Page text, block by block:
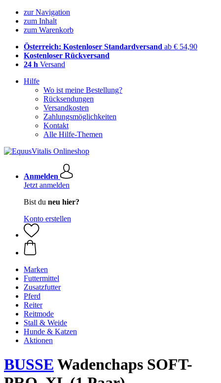
zur Navigation
zum Inhalt
zum Warenkorb
Österreich: Kostenloser Standardversand ab € 54,90
Kostenloser Rückversand
24 h Versand
Hilfe
Wo ist meine Bestellung?
Rücksendungen
Versandkosten
Zahlungsmöglichkeiten
Kontakt
Alle Hilfe-Themen
Anmelden
Jetzt anmelden
Bist du neu hier?
Konto erstellen
Marken
Futtermittel
Zusatzfutter
Pferd
Reiter
Reitmode
Stall & Weide
Hunde & Katzen
Aktionen
BUSSE Wadenchaps SOFT-